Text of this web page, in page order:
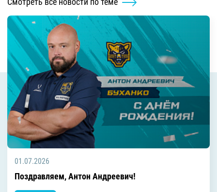
01.07.2026
Поздравляем, Антон Андреевич!